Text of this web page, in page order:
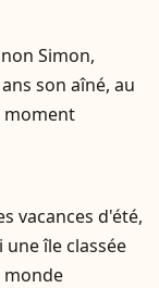
Simon,
son aîné, au
moment
vacances d'été,
une île classée
monde